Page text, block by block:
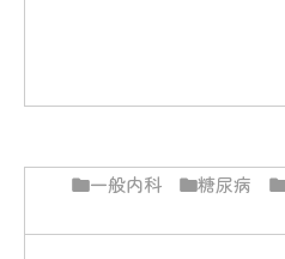
一般内科 糖尿病